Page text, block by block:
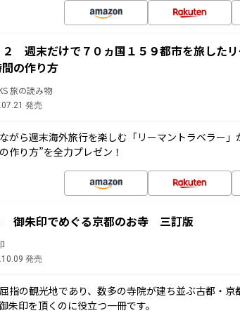
２ 週末だけで７０ヵ国１５９都市を旅した
の作り方
旅の読み物
発売
がら週末海外旅行を楽しむ「リーマントラベラー
作り方”を全力プレゼン！
御朱印でめぐる京都のお寺 三訂版
発売
指の観光地であり、数多の寺院が建ち並ぶ古都・
朱印を頂くのに役立つ一冊です。